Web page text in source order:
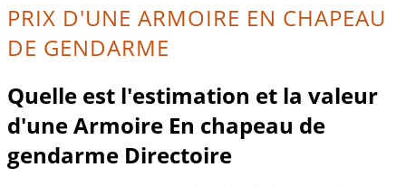
PRIX D'UNE ARMOIRE EN CHAPEAU
DE GENDARME
Quelle est l'estimation et la valeur
d'une Armoire En chapeau de
gendarme Directoire